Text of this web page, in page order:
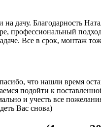
дачу. Благодарность
профессиональный
Все в срок, монтаж
что нашли время
подойти к
и учесть все
Вас снова)